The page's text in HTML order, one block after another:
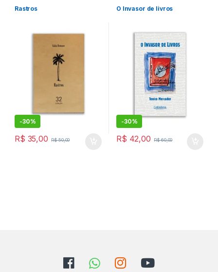
Rastros
-30%
R$ 35,00 R$50,00
O Invasor de livros
-30%
R$ 42,00 R$60,00